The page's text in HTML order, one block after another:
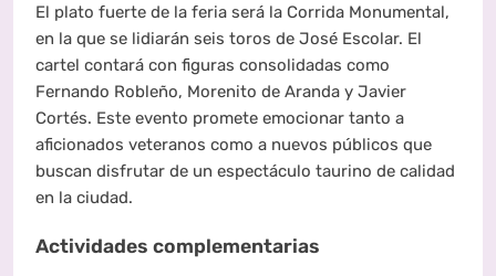
El plato fuerte de la feria será la Corrida Monumental,
en la que se lidiarán seis toros de José Escolar. El
cartel contará con figuras consolidadas como
Fernando Robleño, Morenito de Aranda y Javier
Cortés. Este evento promete emocionar tanto a
aficionados veteranos como a nuevos públicos que
buscan disfrutar de un espectáculo taurino de calidad
en la ciudad.
Actividades complementarias